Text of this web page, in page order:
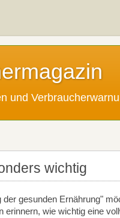
und
wichtig
gesunden Ernährung"
erinnern, wie wichtig eine